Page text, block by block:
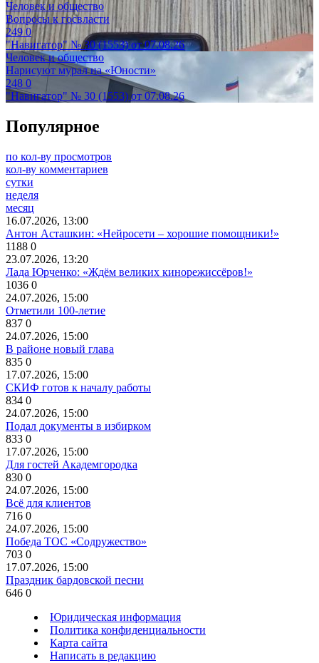
Человек и общество
Вопросы к госвласти
2490
"Навигатор" № 30 (1553) от 07.08.26
Человек и общество
Нарисуют мурал на «Юности»
248 0
"Навигатор" № 30 (1553) от 07.08.26
Популярное
по кол-ву просмотров
кол-ву комментариев
сутки
неделя
месяц
16.07.2026, 13:00
Антон Асташкин: «Нейросети – хорошие помощники!»
1188 0
23.07.2026, 13:20
Лада Юрченко: «Ждём великих кинорежиссёров!»
1036 0
24.07.2026, 15:00
Отметили 100-летие
837 0
24.07.2026, 15:00
В районе новый глава
835 0
17.07.2026, 15:00
СКИФ готов к началу работы
834 0
24.07.2026, 15:00
Подал документы в избирком
833 0
17.07.2026, 15:00
Для гостей Академгородка
830 0
24.07.2026, 15:00
Всё для клиентов
716 0
24.07.2026, 15:00
Победа ТОС «Содружество»
703 0
17.07.2026, 15:00
Праздник бардовской песни
646 0
Юридическая информация
Политика конфиденциальности
Карта сайта
Написать в редакцию